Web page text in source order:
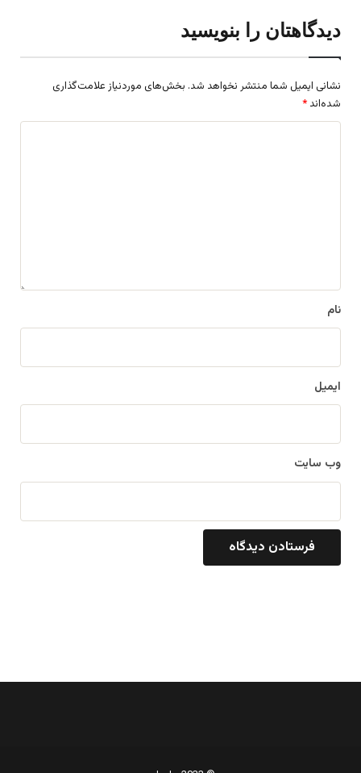
دیدگاهتان را بنویسید
نشانی ایمیل شما منتشر نخواهد شد. بخش‌های موردنیاز علامت‌گذاری
شده‌اند *
نام
ایمیل
وب‌ سایت